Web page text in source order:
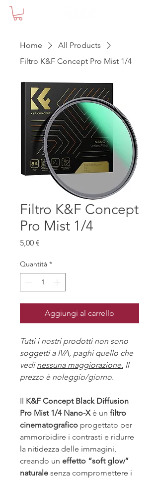
Home
All Products
Filtro K&F Concept Pro Mist 1/4
Filtro K&F Concept
Pro Mist 1/4
5,00 €
Quantità *
Aggiungi al carrello
Tutti i nostri prodotti non sono
soggetti a IVA, paghi quello che
vedi nessuna maggiorazione. Il
prezzo è noleggio/giorno.
Il K&F Concept Black Diffusion
Pro Mist 1/4 Nano-X è un filtro
cinematografico progettato per
ammorbidire i contrasti e ridurre
la nitidezza delle immagini,
creando un effetto “soft glow”
naturale senza compromettere i